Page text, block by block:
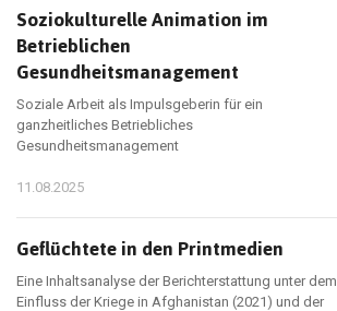
Soziokulturelle Animation im
Betrieblichen
Gesundheitsmanagement
Soziale Arbeit als Impulsgeberin für ein
ganzheitliches Betriebliches
Gesundheitsmanagement
11.08.2025
Geflüchtete in den Printmedien
Eine Inhaltsanalyse der Berichterstattung unter dem
Einfluss der Kriege in Afghanistan (2021) und der